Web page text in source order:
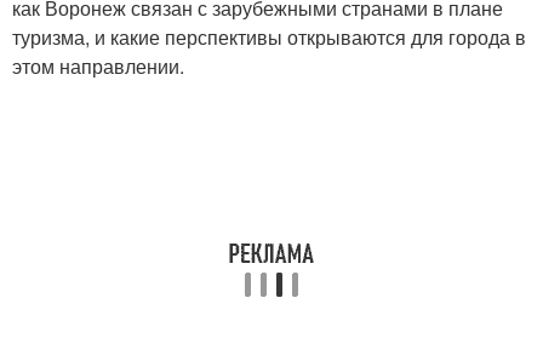
как Воронеж связан с зарубежными странами в плане
туризма, и какие перспективы открываются для города в
этом направлении.